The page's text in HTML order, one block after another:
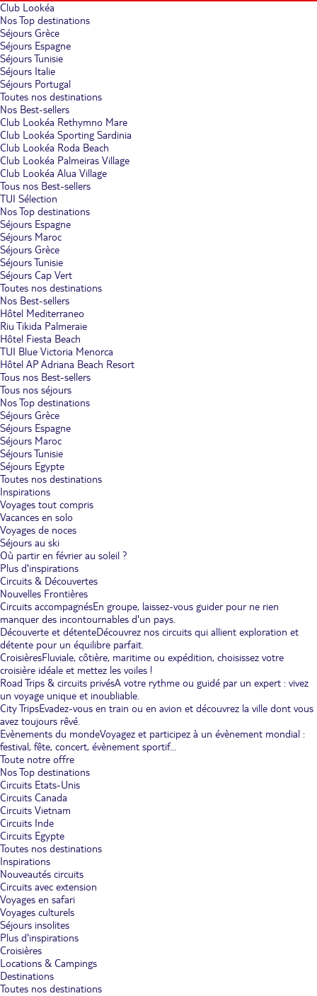
Club Lookéa
Nos Top destinations
Séjours Grèce
Séjours Espagne
Séjours Tunisie
Séjours Italie
Séjours Portugal
Toutes nos destinations
Nos Best-sellers
Club Lookéa Rethymno Mare
Club Lookéa Sporting Sardinia
Club Lookéa Roda Beach
Club Lookéa Palmeiras Village
Club Lookéa Alua Village
Tous nos Best-sellers
TUI Sélection
Nos Top destinations
Séjours Espagne
Séjours Maroc
Séjours Grèce
Séjours Tunisie
Séjours Cap Vert
Toutes nos destinations
Nos Best-sellers
Hôtel Mediterraneo
Riu Tikida Palmeraie
Hôtel Fiesta Beach
TUI Blue Victoria Menorca
Hôtel AP Adriana Beach Resort
Tous nos Best-sellers
Tous nos séjours
Nos Top destinations
Séjours Grèce
Séjours Espagne
Séjours Maroc
Séjours Tunisie
Séjours Egypte
Toutes nos destinations
Inspirations
Voyages tout compris
Vacances en solo
Voyages de noces
Séjours au ski
Où partir en février au soleil ?
Plus d'inspirations
Circuits & Découvertes
Nouvelles Frontières
Circuits accompagnésEn groupe, laissez-vous guider pour ne rien
manquer des incontournables d'un pays.
Découverte et détenteDécouvrez nos circuits qui allient exploration et
détente pour un équilibre parfait.
CroisièresFluviale, côtière, maritime ou expédition, choisissez votre
croisière idéale et mettez les voiles !
Road Trips & circuits privésA votre rythme ou guidé par un expert : vivez
un voyage unique et inoubliable.
City TripsEvadez-vous en train ou en avion et découvrez la ville dont vous
avez toujours rêvé.
Evènements du mondeVoyagez et participez à un évènement mondial :
festival, fête, concert, évènement sportif...
Toute notre offre
Nos Top destinations
Circuits Etats-Unis
Circuits Canada
Circuits Vietnam
Circuits Inde
Circuits Egypte
Toutes nos destinations
Inspirations
Nouveautés circuits
Circuits avec extension
Voyages en safari
Voyages culturels
Séjours insolites
Plus d'inspirations
Croisières
Locations & Campings
Destinations
Toutes nos destinations